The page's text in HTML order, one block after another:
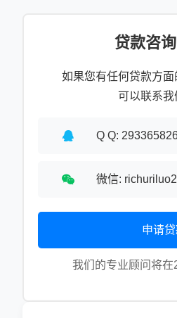
贷款咨
如果您有任何贷款方
可以联系我
Q Q:
微信:
申请
我们的专业顾问将